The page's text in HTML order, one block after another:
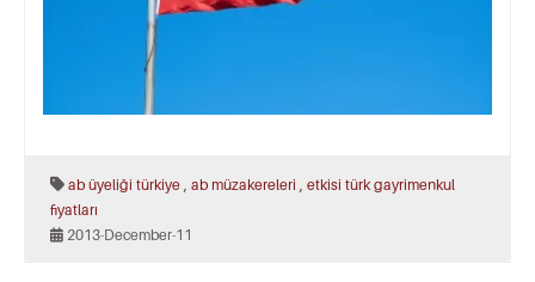
ab üyeliği türkiye ab müzakereleri etkisi türk gayrimenkul
fiyatları
2013-December-11